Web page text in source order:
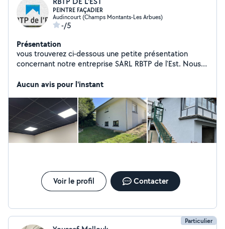
PEINTRE FAÇADIER
Audincourt (Champs Montants-Les Arbues)
-/5
Présentation
vous trouverez ci-dessous une petite présentation
concernant notre entreprise SARL RBTP de l'Est. Nous
Je vous détail ainsi toute les prestations que nous vous
sont le Placo, la Peinture, l'enduit, ITI, ITE, le ravalement
de façade, l'échafaudage, l'isolation des combles
perdus, le flocage ainsi que le soulage.
Aucun avis pour l'instant
Voir le profil Contacter
Particulier